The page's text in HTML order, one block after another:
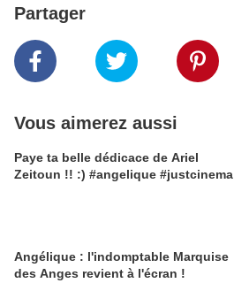
Partager
Vous aimerez aussi
Paye ta belle dédicace de Ariel
Zeitoun !! :) #angelique #justcinema
Angélique : l'indomptable Marquise
des Anges revient à l'écran !